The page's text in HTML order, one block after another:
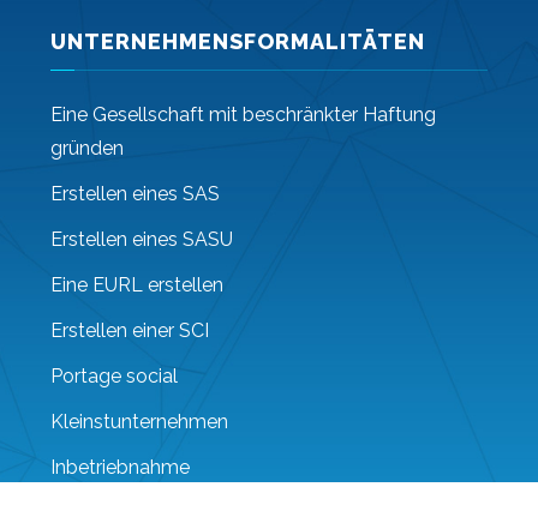
UNTERNEHMENSFORMALITÄTEN
Eine Gesellschaft mit beschränkter Haftung
gründen
Erstellen eines SAS
Erstellen eines SASU
Eine EURL erstellen
Erstellen einer SCI
Portage social
Kleinstunternehmen
Inbetriebnahme